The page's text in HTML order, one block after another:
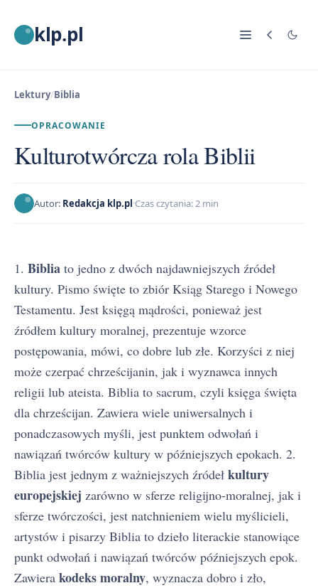
klp.pl
Lektury/Biblia
OPRACOWANIE
Kulturotwórcza rola Biblii
Autor: Redakcja klp.pl Czas czytania: 2 min
1. Biblia to jedno z dwóch najdawniejszych źródeł
kultury. Pismo święte to zbiór Ksiąg Starego i Nowego
Testamentu. Jest księgą mądrości, ponieważ jest
źródłem kultury moralnej, prezentuje wzorce
postępowania, mówi, co dobre lub złe. Korzyści z niej
może czerpać chrześcijanin, jak i wyznawca innych
religii lub ateista. Biblia to sacrum, czyli księga święta
dla chrześcijan. Zawiera wiele uniwersalnych i
ponadczasowych myśli, jest punktem odwołań i
nawiązań twórców kultury w późniejszych epokach. 2.
Biblia jest jednym z ważniejszych źródeł kultury
europejskiej zarówno w sferze religijno-moralnej, jak i
sferze twórczości, jest natchnieniem wielu myślicieli,
artystów i pisarzy Biblia to dzieło literackie stanowiące
punkt odwołań i nawiązań twórców późniejszych epok.
Zawiera kodeks moralny, wyznacza dobro i zło,